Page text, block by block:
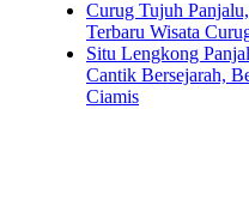
Curug Tujuh
Terbaru Wisata
Situ Lengkong
Cantik Bersejarah,
Ciamis